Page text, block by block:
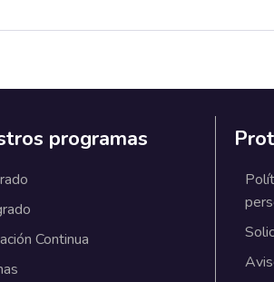
programas
Continua